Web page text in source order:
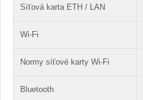
Síťová karta ETH / LAN
Wi-Fi
Normy síťové karty Wi-Fi
Bluetooth